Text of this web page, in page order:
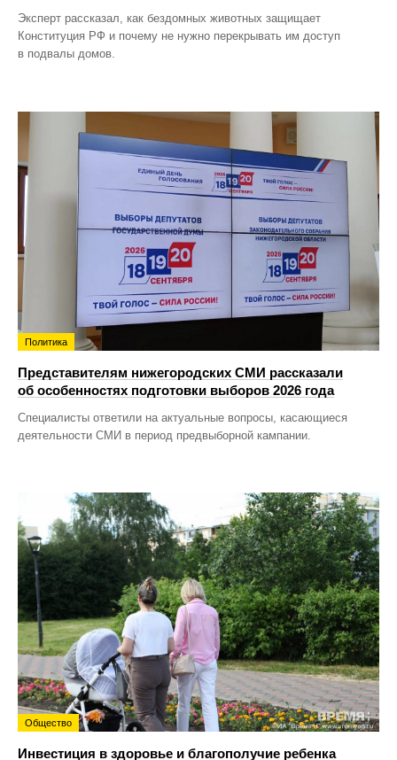
Эксперт рассказал, как бездомных животных защищает
Конституция РФ и почему не нужно перекрывать им доступ
в подвалы домов.
Политика
Представителям нижегородских СМИ рассказали
об особенностях подготовки выборов 2026 года
Специалисты ответили на актуальные вопросы, касающиеся
деятельности СМИ в период предвыборной кампании.
Общество
Инвестиция в здоровье и благополучие ребенка